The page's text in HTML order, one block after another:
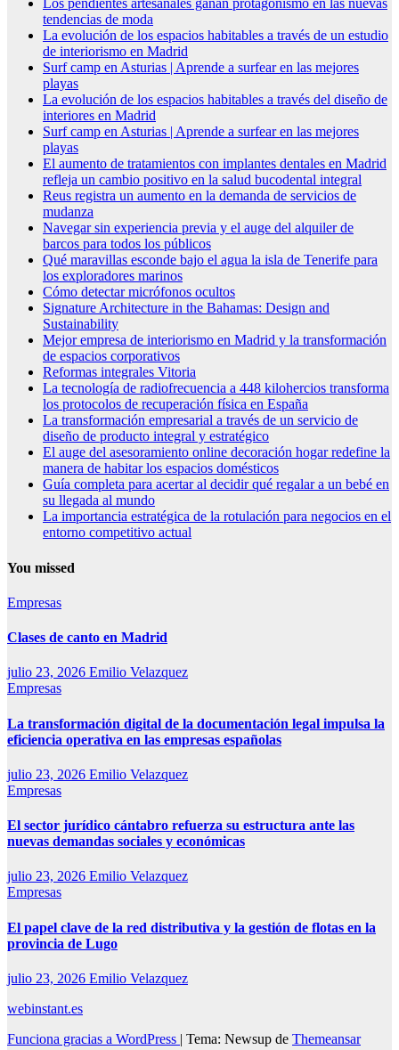
Los pendientes artesanales ganan protagonismo en las nuevas
tendencias de moda
La evolución de los espacios habitables a través de un estudio
de interiorismo en Madrid
Surf camp en Asturias | Aprende a surfear en las mejores
playas
La evolución de los espacios habitables a través del diseño de
interiores en Madrid
Surf camp en Asturias | Aprende a surfear en las mejores
playas
El aumento de tratamientos con implantes dentales en Madrid
refleja un cambio positivo en la salud bucodental integral
Reus registra un aumento en la demanda de servicios de
mudanza
Navegar sin experiencia previa y el auge del alquiler de
barcos para todos los públicos
Qué maravillas esconde bajo el agua la isla de Tenerife para
los exploradores marinos
Cómo detectar micrófonos ocultos
Signature Architecture in the Bahamas: Design and
Sustainability
Mejor empresa de interiorismo en Madrid y la transformación
de espacios corporativos
Reformas integrales Vitoria
La tecnología de radiofrecuencia a 448 kilohercios transforma
los protocolos de recuperación física en España
La transformación empresarial a través de un servicio de
diseño de producto integral y estratégico
El auge del asesoramiento online decoración hogar redefine la
manera de habitar los espacios domésticos
Guía completa para acertar al decidir qué regalar a un bebé en
su llegada al mundo
La importancia estratégica de la rotulación para negocios en el
entorno competitivo actual
You missed
Empresas
Clases de canto en Madrid
julio 23, 2026 Emilio Velazquez
Empresas
La transformación digital de la documentación legal impulsa la
eficiencia operativa en las empresas españolas
julio 23, 2026 Emilio Velazquez
Empresas
El sector jurídico cántabro refuerza su estructura ante las
nuevas demandas sociales y económicas
julio 23, 2026 Emilio Velazquez
Empresas
El papel clave de la red distributiva y la gestión de flotas en la
provincia de Lugo
julio 23, 2026 Emilio Velazquez
webinstant.es
Funciona gracias a WordPress | Tema: Newsup de Themeansar